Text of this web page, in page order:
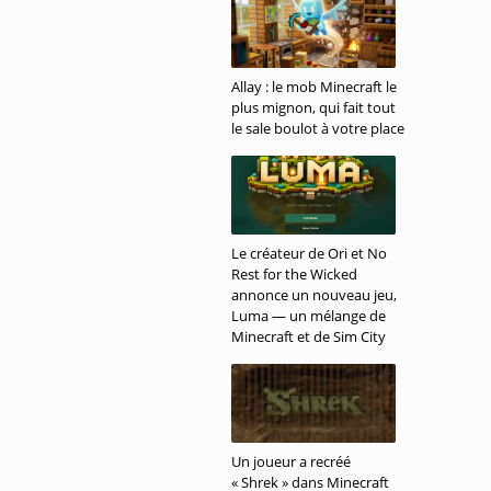
Allay : le mob Minecraft le
plus mignon, qui fait tout
le sale boulot à votre place
Le créateur de Ori et No
Rest for the Wicked
annonce un nouveau jeu,
Luma — un mélange de
Minecraft et de Sim City
Un joueur a recréé
« Shrek » dans Minecraft